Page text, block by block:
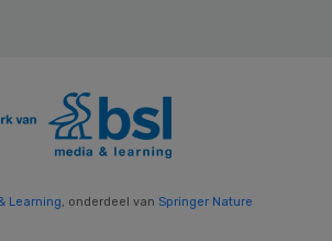
Learning, onderdeel van Springer Nature